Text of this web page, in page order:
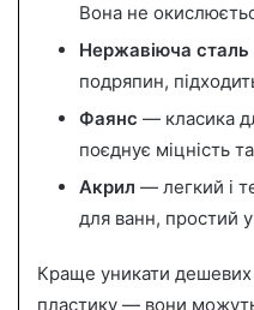
Вона не
Нержавіюча сталь
подряпин,
Фаянс — класика
поєднує міцність
Акрил — легкий і
для ванн, простий у
Краще уникати дешевих
пластику — вони